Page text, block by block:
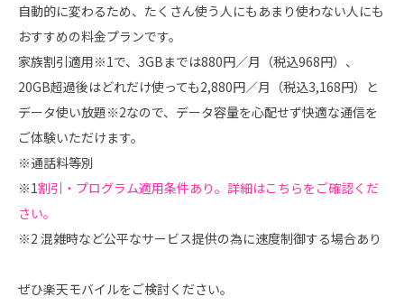
自動的に変わるため、たくさん使う人にもあまり使わない人にも
おすすめの料金プランです。
家族割引適用※1で、3GBまでは880円／月（税込968円）、
20GB超過後はどれだけ使っても2,880円／月（税込3,168円）と
データ使い放題※2なので、データ容量を心配せず快適な通信を
ご体験いただけます。
※通話料等別
※1割引・プログラム適用条件あり。詳細はこちらをご確認くだ
さい。
※2 混雑時など公平なサービス提供の為に速度制御する場合あり
ぜひ楽天モバイルをご検討ください。